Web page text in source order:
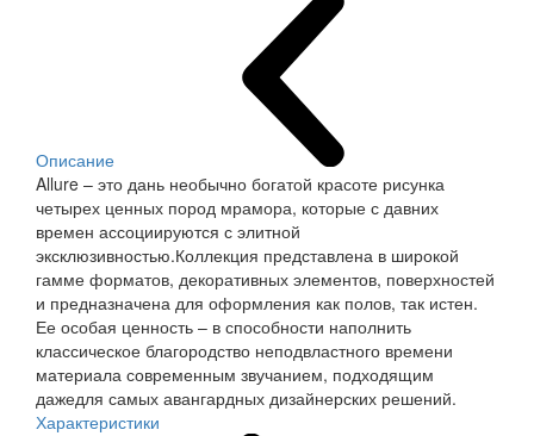
Описание
Allure – это дань необычно богатой красоте рисунка
четырех ценных пород мрамора, которые с давних
времен ассоциируются с элитной
эксклюзивностью.Коллекция представлена в широкой
гамме форматов, декоративных элементов, поверхностей
и предназначена для оформления как полов, так истен.
Ее особая ценность – в способности наполнить
классическое благородство неподвластного времени
материала современным звучанием, подходящим
дажедля самых авангардных дизайнерских решений.
Характеристики